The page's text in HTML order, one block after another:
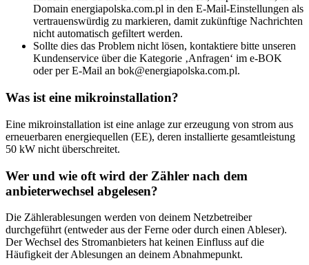
Domain energiapolska.com.pl in den E-Mail-Einstellungen als
vertrauenswürdig zu markieren, damit zukünftige Nachrichten
nicht automatisch gefiltert werden.
Sollte dies das Problem nicht lösen, kontaktiere bitte unseren
Kundenservice über die Kategorie ‚Anfragen‘ im e-BOK
oder per E-Mail an bok@energiapolska.com.pl.
Was ist eine mikroinstallation?
Eine mikroinstallation ist eine anlage zur erzeugung von strom aus
erneuerbaren energiequellen (EE), deren installierte gesamtleistung
50 kW nicht überschreitet.
Wer und wie oft wird der Zähler nach dem
anbieterwechsel abgelesen?
Die Zählerablesungen werden von deinem Netzbetreiber
durchgeführt (entweder aus der Ferne oder durch einen Ableser).
Der Wechsel des Stromanbieters hat keinen Einfluss auf die
Häufigkeit der Ablesungen an deinem Abnahmepunkt.